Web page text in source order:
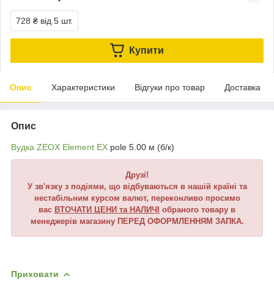
728 ₴ від 5 шт.
Купити
Опис Характеристики Відгуки про товар Доставка
Опис
Вудка ZEOX Element EX pole 5.00 м (б/к)
Друзі!
У зв'язку з подіями, що відбуваються в нашій країні та
нестабільним курсом валют, переконливо просимо
вас ВТОЧАТИ ЦЕНИ та НАЛИЧІ
обраного товару в
менеджерів магазину ПЕРЕД ОФОРМЛЕННЯМ ЗАПКА.
Приховати